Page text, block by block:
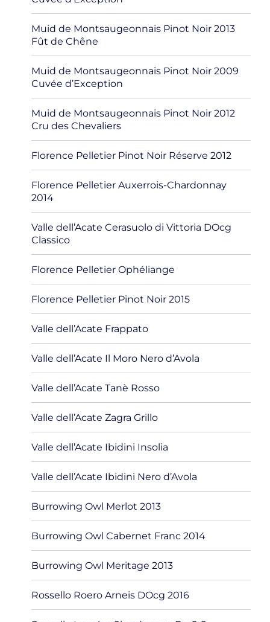
Muid de Montsaugeonnais Pinot Noir 2013
Fût de Chêne
Muid de Montsaugeonnais Pinot Noir 2009
Cuvée d’Exception
Muid de Montsaugeonnais Pinot Noir 2012
Cru des Chevaliers
Florence Pelletier Pinot Noir Réserve 2012
Florence Pelletier Auxerrois-Chardonnay
2014
Valle dell’Acate Cerasuolo di Vittoria DOcg
Classico
Florence Pelletier Ophéliange
Florence Pelletier Pinot Noir 2015
Valle dell’Acate Frappato
Valle dell’Acate Il Moro Nero d’Avola
Valle dell’Acate Tanè Rosso
Valle dell’Acate Zagra Grillo
Valle dell’Acate Ibidini Insolia
Valle dell’Acate Ibidini Nero d’Avola
Burrowing Owl Merlot 2013
Burrowing Owl Cabernet Franc 2014
Burrowing Owl Meritage 2013
Rossello Roero Arneis DOcg 2016